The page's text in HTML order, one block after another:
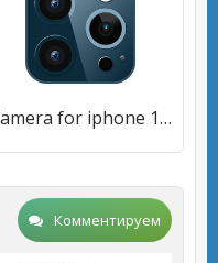
Camera for iphone 12 pro - iOS 14 camera effect
Комментируем